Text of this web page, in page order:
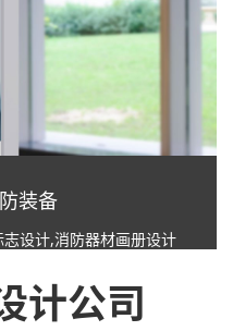
装备
设计,消防器材画册设计
计公司